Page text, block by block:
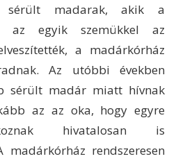
sérült madarak, akik a
az egyik szemükkel az
a madárkórház
Az utóbbi években
sérült madár miatt hívnak
az az oka, hogy egyre
hivatalosan is
madárkórház rendszeresen